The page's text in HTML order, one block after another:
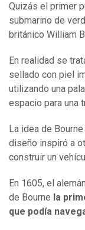
Quizás el primer
submarino de
británico William
En realidad se
sellado con piel
utilizando una
espacio para una
La idea de
diseño inspiró a
construir un
En 1605, el
de Bourne la
que podía